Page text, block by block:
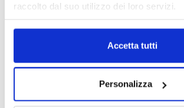
raccolto dal suo utilizzo dei loro servizi.
Accetta tutti
Personalizza
Prima Assicurazioni:
intermediari partner
1 Luglio 2026
MAGNIFICA